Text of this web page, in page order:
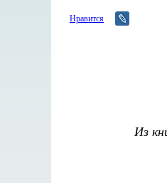
Нравится
Из